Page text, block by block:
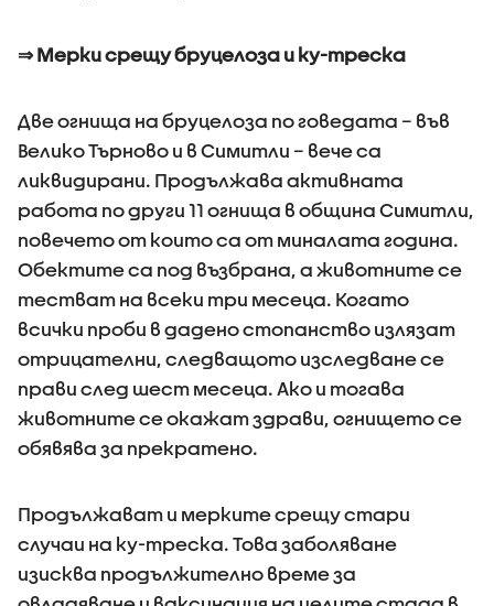
⇒ Мерки срещу бруцелоза и ку-треска
Две огнища на бруцелоза по говедата – във
Велико Търново и в Симитли – вече са
ликвидирани. Продължава активната
работа по други 11 огнища в община Симитли,
повечето от които са от миналата година.
Обектите са под възбрана, а животните се
тестват на всеки три месеца. Когато
всички проби в дадено стопанство излязат
отрицателни, следващото изследване се
прави след шест месеца. Ако и тогава
животните се окажат здрави, огнището се
обявява за прекратено.
Продължават и мерките срещу стари
случаи на ку-треска. Това заболяване
изисква продължително време за